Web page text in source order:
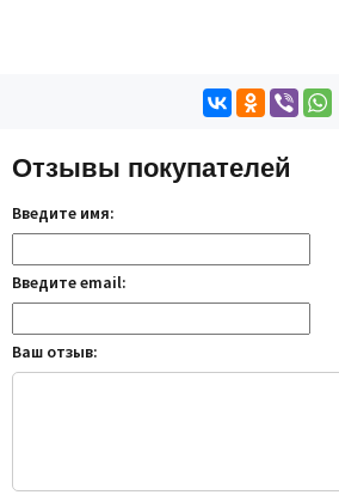
Отзывы покупателей
Введите имя:
Введите email:
Ваш отзыв: